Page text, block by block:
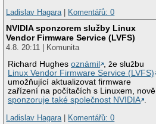
Ladislav Hagara| Komentářů: 0
NVIDIA sponzorem služby Linux
Vendor Firmware Service (LVFS)
4.8. 20:11 | Komunita
Richard Hughesoznámil
, že službu
Linux Vendor Firmware Service (LVFS)
umožňující aktualizovat firmware
zařízení na počítačích s Linuxem, nově
sponzoruje také společnost NVIDIA .
Ladislav Hagara| Komentářů: 0